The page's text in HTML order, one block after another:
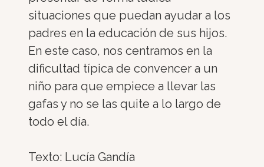
situaciones que puedan ayudar a los
padres en la educación de sus hijos.
En este caso, nos centramos en la
dificultad típica de convencer a un
niño para que empiece a llevar las
gafas y no se las quite a lo largo de
todo el día.
Texto: Lucía Gandía